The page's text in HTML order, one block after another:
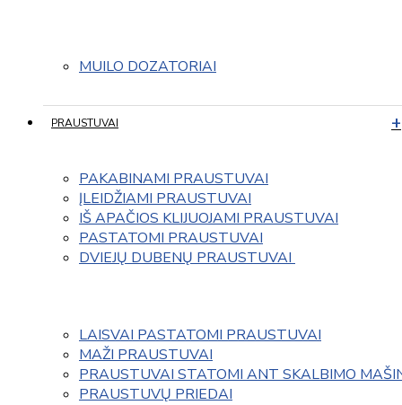
MUILO DOZATORIAI
PRAUSTUVAI
PAKABINAMI PRAUSTUVAI
ĮLEIDŽIAMI PRAUSTUVAI
IŠ APAČIOS KLIJUOJAMI PRAUSTUVAI
PASTATOMI PRAUSTUVAI
DVIEJŲ DUBENŲ PRAUSTUVAI
LAISVAI PASTATOMI PRAUSTUVAI
MAŽI PRAUSTUVAI
PRAUSTUVAI STATOMI ANT SKALBIMO
PRAUSTUVŲ PRIEDAI